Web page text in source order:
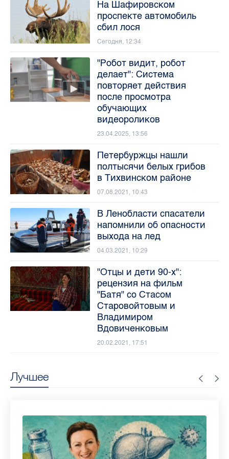
Лучшее
На Шафировском
проспекте автомобиль
сбил лося
Сегодня, 12:34
"Робот видит, робот
делает": Система
повторяет действия
после просмотра
обучающих
видеороликов
23.04.2025, 13:56
Петербуржцы нашли
полтысячи белых грибов
в Тихвинском районе
07.08.2021, 10:43
В Ленобласти спасатели
напомнили об опасности
выхода на лед
04.03.2021, 10:29
"Отцы и дети 90-х":
рецензия на фильм
"Батя" со Стасом
Старовойтовым и
Владимиром
Вдовиченковым
20.02.2021, 17:51